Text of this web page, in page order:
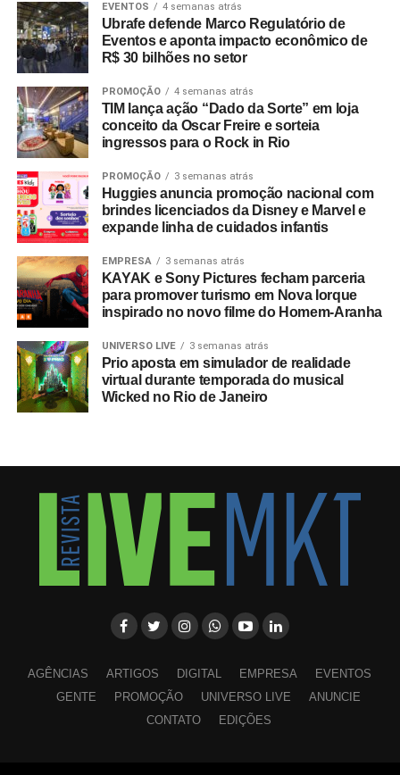
nos desafios de distribuição em plataformas de
demand.
Para o fortalecimento da cadeia produtiva, o evento
realiza a Zona de Impulso, espaço de consultoria e
qualificação destinado a criadores com projetos
audiovisuais em fase de desenvolvimento.
A participação nas atividades presenciais é gratuita, com
inscrições sujeitas à lotação por meio das páginas
oficiais do festival. Dando sequência à programação, a
Mostra Audiovisual comKids ocorre de 20 de agosto a 27
de setembro em formato híbrido, com exibições em
centros culturais, no Circuito Spcine e nas plataformas de
streamingItaú Cultural Play e Spcine Play.
EVENTOS 4 semanas atrás
Ubrafe defende Marco Regulatório de
Eventos e aponta impacto econômico de
R$ 30 bilhões no setor
PROMOÇÃO 4 semanas atrás
TIM lança ação “Dado da Sorte” em loja
conceito da Oscar Freire e sorteia
ingressos para o Rock in Rio
PROMOÇÃO 3 semanas atrás
Huggies anuncia promoção nacional com
brindes licenciados da Disney e Marvel e
expande linha de cuidados infantis
EMPRESA 3 semanas atrás
KAYAK e Sony Pictures fecham parceria
para promover turismo em Nova Iorque
inspirado no novo filme do Homem-Aranha
UNIVERSO LIVE 3 semanas atrás
Prio aposta em simulador de realidade
virtual durante temporada do musical
Wicked no Rio de Janeiro
AGÊNCIAS ARTIGOS DIGITAL EMPRESA
EVENTOS
GENTE
PROMOÇÃO UNIVERSO LIVE
ANUNCIE
CONTATO
EDIÇÕES